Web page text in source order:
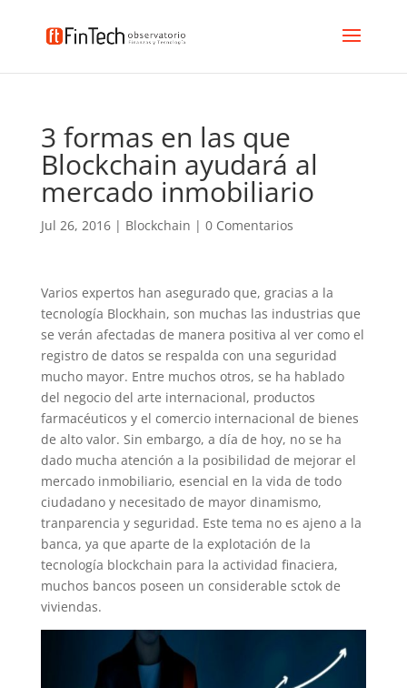
3 formas en las que
Blockchain ayudará al
mercado inmobiliario
Jul 26, 2016| Blockchain | 0 Comentarios
Varios expertos han asegurado que, gracias a la
tecnología Blockhain, son muchas las industrias que
se verán afectadas de manera positiva al ver como el
registro de datos se respalda con una seguridad
mucho mayor. Entre muchos otros, se ha hablado
del negocio del arte internacional, productos
farmacéuticos y el comercio internacional de bienes
de alto valor. Sin embargo, a día de hoy, no se ha
dado mucha atención a la posibilidad de mejorar el
mercado inmobiliario, esencial en la vida de todo
ciudadano y necesitado de mayor dinamismo,
tranparencia y seguridad. Este tema no es ajeno a la
banca, ya que aparte de la explotación de la
tecnología blockchain para la actividad finaciera,
muchos bancos poseen un considerable sctok de
viviendas.